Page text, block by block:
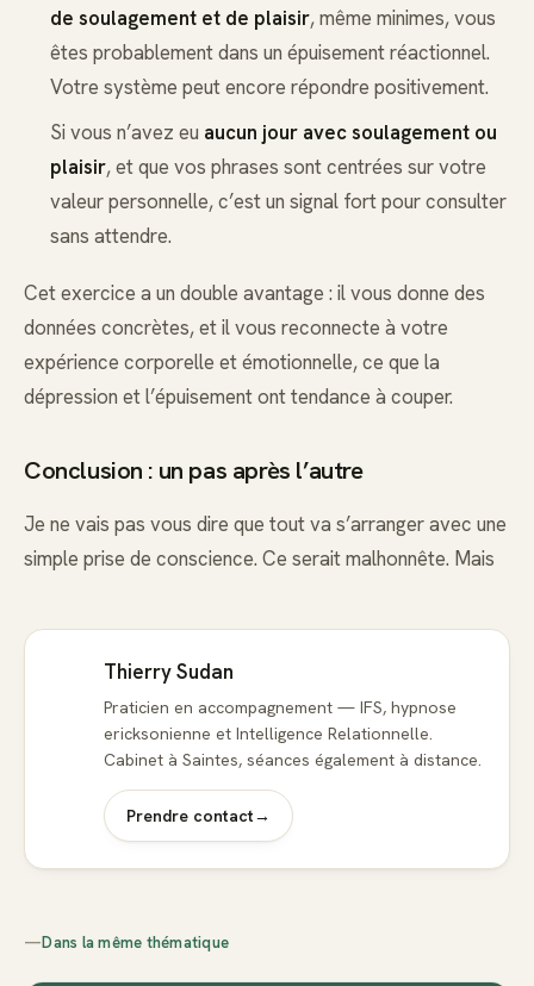
de soulagement et de plaisir, même minimes, vous
êtes probablement dans un épuisement réactionnel.
Votre système peut encore répondre positivement.
Si vous n’avez eu aucun jour avec soulagement ou
plaisir, et que vos phrases sont centrées sur votre
valeur personnelle, c’est un signal fort pour consulter
sans attendre.
Cet exercice a un double avantage : il vous donne des
données concrètes, et il vous reconnecte à votre
expérience corporelle et émotionnelle, ce que la
dépression et l’épuisement ont tendance à couper.
Conclusion : un pas après l’autre
Je ne vais pas vous dire que tout va s’arranger avec une
simple prise de conscience. Ce serait malhonnête. Mais
Thierry Sudan
Praticien en accompagnement — IFS, hypnose
ericksonienne et Intelligence Relationnelle.
Cabinet à Saintes, séances également à distance.
Prendre contact→
—Dans la même thématique